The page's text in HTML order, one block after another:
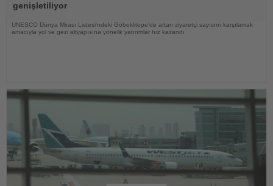
genişletiliyor
UNESCO Dünya Mirası Listesi'ndeki Göbeklitepe'de artan ziyaretçi sayısını karşılamak
amacıyla yol ve gezi altyapısına yönelik yatırımlar hız kazandı